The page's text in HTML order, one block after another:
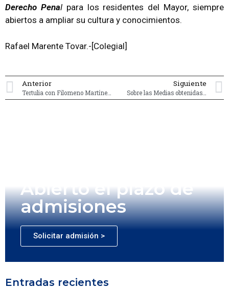
Derecho Penalpara los residentes del Mayor, siempre
abiertos a ampliar su cultura y conocimientos.
Rafael Marente Tovar.-[Colegial]
Anterior
Tertulia con Filomeno Martínez Aspe. Empresario de salas de cine
Siguiente
Sobre las Medias obtenidas…
Abierto el plazo de
admisiones
Solicitar admisión >
Entradas recientes